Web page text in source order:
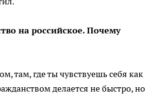
на российское. Почему
там, где ты чувствуешь себя как
делается не быстро, но